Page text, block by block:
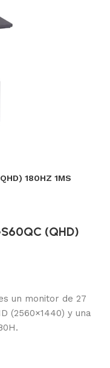
180HZ 1MS
(QHD)
un monitor de 27
(2560×1440) y una